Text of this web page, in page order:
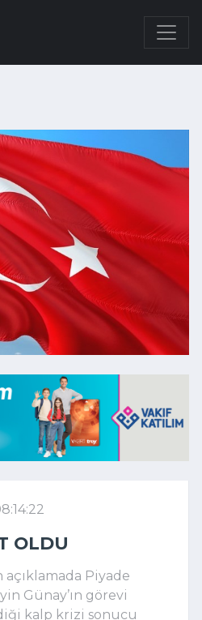
OLDU
açıklamada Piyade
Günay’ın görevi
kalp krizi sonucu